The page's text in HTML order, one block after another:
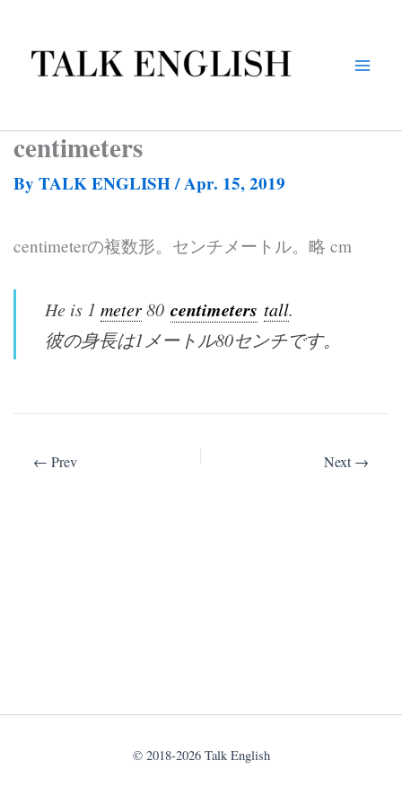
content
centimeters
By TALK ENGLISH/Apr. 15, 2019
centimeterの複数形。センチメートル。略 cm
He is 1 meter80 centimeters tall.
彼の身長は1メートル80センチです。
© 2018-2026 Talk English